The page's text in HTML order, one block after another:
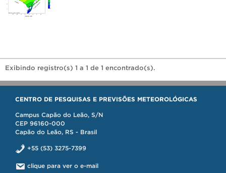
Exibindo registro(s) 1 a 1 de 1 encontrado(s).
CENTRO DE PESQUISAS E PREVISÕES METEOROLÓGICAS
Campus Capão do Leão, S/N
CEP 96160-000
Capão do Leão, RS - Brasil
+55 (53) 3275-7399
clique para ver o e-mail